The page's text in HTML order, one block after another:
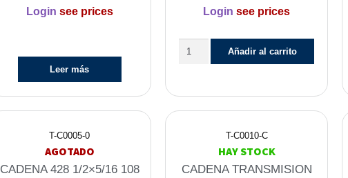
Login see prices
Leer más
Login see prices
Añadir al carrito
T-C0005-0
AGOTADO
CADENA 428 1/2×5/16 108
T-C0010-C
HAY STOCK
CADENA TRANSMISION